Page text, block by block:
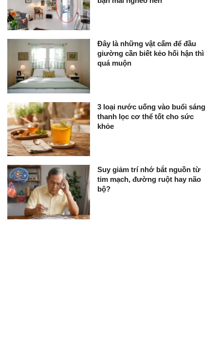
Đây là những vật cấm để đầu
giường cần biết kẻo hối hận thì
quá muộn
3 loại nước uống vào buổi sáng
thanh lọc cơ thể tốt cho sức
khỏe
Suy giảm trí nhớ bắt nguồn từ
tim mạch, đường ruột hay não
bộ?